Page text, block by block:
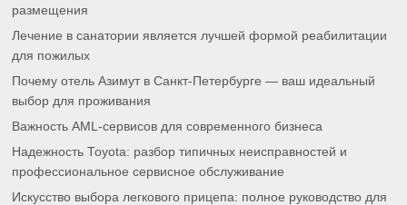
размещения
Лечение в санатории является лучшей формой реабилитации
для пожилых
Почему отель Азимут в Санкт-Петербурге — ваш идеальный
выбор для проживания
Важность AML-сервисов для современного бизнеса
Надежность Toyota: разбор типичных неисправностей и
профессиональное сервисное обслуживание
Искусство выбора легкового прицепа: полное руководство для